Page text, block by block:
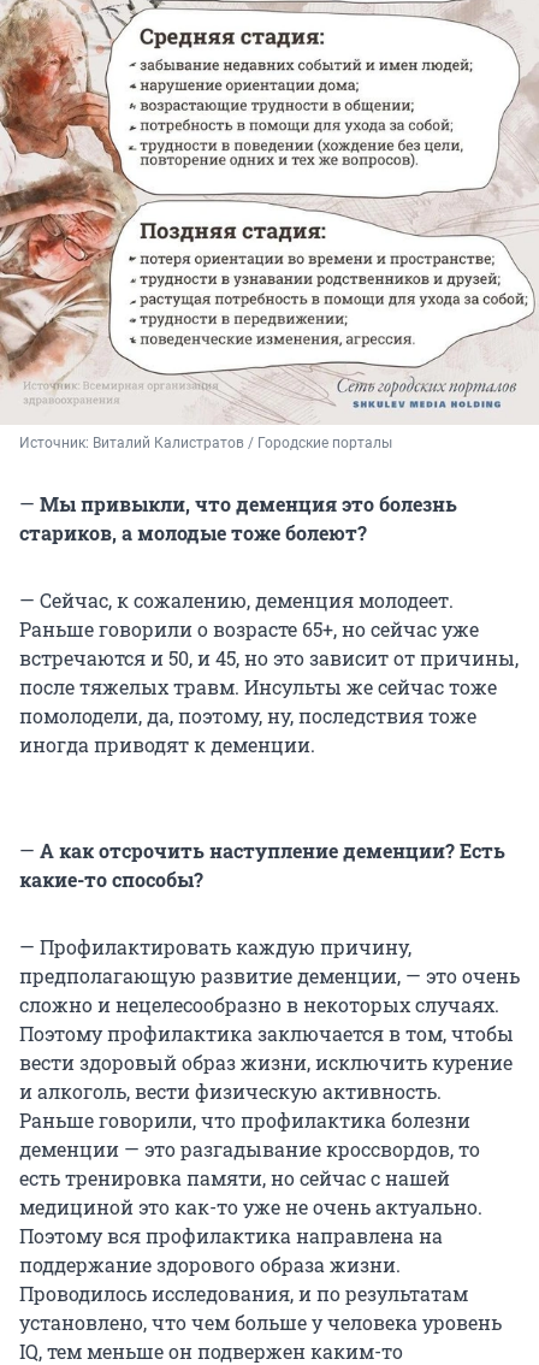
Источник: Виталий Калистратов / Городские порталы
— Мы привыкли, что деменция это болезнь
стариков, а молодые тоже болеют?
— Сейчас, к сожалению, деменция молодеет.
Раньше говорили о возрасте 65+, но сейчас уже
встречаются и 50, и 45, но это зависит от причины,
после тяжелых травм. Инсульты же сейчас тоже
помолодели, да, поэтому, ну, последствия тоже
иногда приводят к деменции.
— А как отсрочить наступление деменции? Есть
какие-то способы?
— Профилактировать каждую причину,
предполагающую развитие деменции, — это очень
сложно и нецелесообразно в некоторых случаях.
Поэтому профилактика заключается в том, чтобы
вести здоровый образ жизни, исключить курение
и алкоголь, вести физическую активность.
Раньше говорили, что профилактика болезни
деменции — это разгадывание кроссвордов, то
есть тренировка памяти, но сейчас с нашей
медициной это как-то уже не очень актуально.
Поэтому вся профилактика направлена на
поддержание здорового образа жизни.
Проводилось исследования, и по результатам
установлено, что чем больше у человека уровень
IQ, тем меньше он подвержен каким-то